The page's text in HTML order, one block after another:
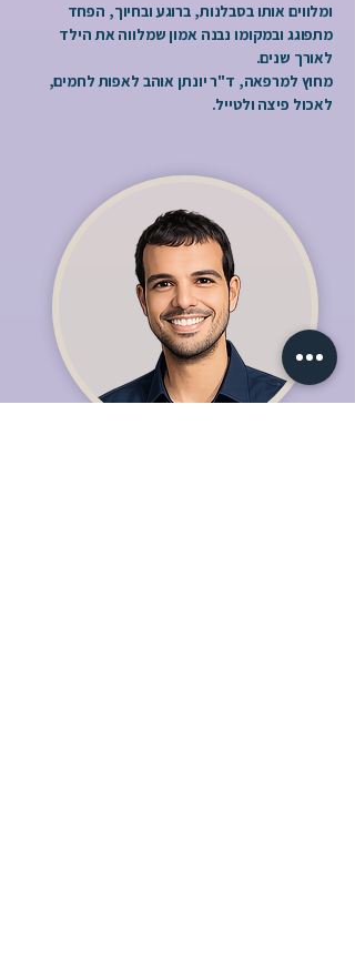
ומלווים אותו בסבלנות, ברוגע ובחיוך, הפחד
מתפוגג ובמקומו נבנה אמון שמלווה את הילד
לאורך שנים.
מחוץ למרפאה, ד"ר יונתן אוהב לאפות לחמים,
לאכול פיצה ולטייל.